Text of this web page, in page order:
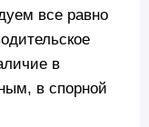
все равно
в
в спорной